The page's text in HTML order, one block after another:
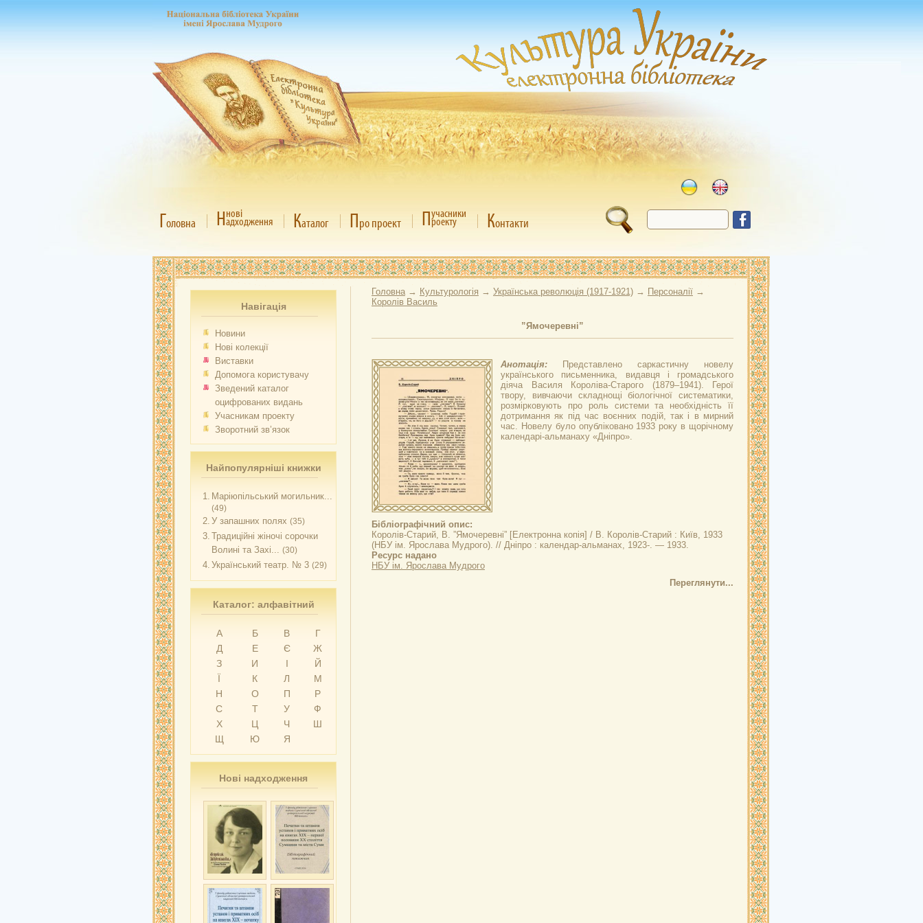
Головна Ннові
адходження Каталог Про проект Пучасники
роекту Контакти
Навігація
Новини
Нові колекції
Виставки
Допомога користувачу
Зведений каталог
оцифрованих видань
Учасникам проекту
Зворотний зв’язок
Найпопулярніші книжки
1. Маріюпільський могильник...
(49)
2. У запашних полях (35)
3. Традиційні жіночі сорочки
Волині та Захі... (30)
4. Український театр. № 3 (29)
Каталог: алфавітний
А Б В
Г
Д
Е Є
Ж
З
И І
Й
Ї
К Л
М
Н
О П
Р
С
Т У
Ф
Х
Ц Ч
Ш
Щ
Ю Я
Нові надходження
Головна → Культурологія → Українська революція (1917-1921) → Персоналії →
Королів Василь
”Ямочеревні”
Анотація:
Представлено саркастичну новелу
українського письменника, видавця і громадського
діяча Василя Короліва-Старого (1879–1941). Герої
твору, вивчаючи складнощі біологічної систематики,
розмірковують про роль системи та необхідність її
дотримання як під час воєнних подій, так і в мирний
час. Новелу було опубліковано 1933 року в щорічному
календарі-альманаху «Дніпро».
Бібліографічний опис:
Королів-Старий, В. ”Ямочеревні” [Електронна копія] / В. Королів-Старий : Київ, 1933
(НБУ ім. Ярослава Мудрого). // Дніпро : календар-альманах, 1923-. — 1933.
Ресурс надано
НБУ ім. Ярослава Мудрого
Переглянути...